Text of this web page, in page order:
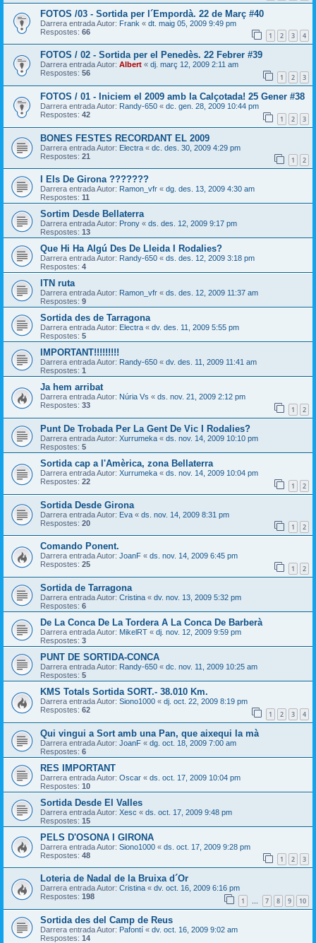
FOTOS /03 - Sortida per l´Empordà. 22 de Març #40
Darrera entrada Autor: Frank « dt. maig 05, 2009 9:49 pm
Respostes: 66 1 2 3 4
FOTOS / 02 - Sortida per el Penedès. 22 Febrer #39
Darrera entrada Autor: Albert « dj. març 12, 2009 2:11 am
Respostes: 56 1 2 3
FOTOS / 01 - Iniciem el 2009 amb la Calçotada! 25 Gener #38
Darrera entrada Autor: Randy-650 « dc. gen. 28, 2009 10:44 pm
Respostes: 42 1 2 3
BONES FESTES RECORDANT EL 2009
Darrera entrada Autor: Electra « dc. des. 30, 2009 4:29 pm
Respostes: 21 1 2
I Els De Girona ???????
Darrera entrada Autor: Ramon_vfr « dg. des. 13, 2009 4:30 am
Respostes: 11
Sortim Desde Bellaterra
Darrera entrada Autor: Prony « ds. des. 12, 2009 9:17 pm
Respostes: 13
Que Hi Ha Algú Des De Lleida I Rodalies?
Darrera entrada Autor: Randy-650 « ds. des. 12, 2009 3:18 pm
Respostes: 4
ITN ruta
Darrera entrada Autor: Ramon_vfr « ds. des. 12, 2009 11:37 am
Respostes: 9
Sortida des de Tarragona
Darrera entrada Autor: Electra « dv. des. 11, 2009 5:55 pm
Respostes: 5
IMPORTANT!!!!!!!!!
Darrera entrada Autor: Randy-650 « dv. des. 11, 2009 11:41 am
Respostes: 1
Ja hem arribat
Darrera entrada Autor: Núria Vs « ds. nov. 21, 2009 2:12 pm
Respostes: 33 1 2
Punt De Trobada Per La Gent De Vic I Rodalies?
Darrera entrada Autor: Xurrumeka « ds. nov. 14, 2009 10:10 pm
Respostes: 5
Sortida cap a l'Amèrica, zona Bellaterra
Darrera entrada Autor: Xurrumeka « ds. nov. 14, 2009 10:04 pm
Respostes: 22 1 2
Sortida Desde Girona
Darrera entrada Autor: Eva « ds. nov. 14, 2009 8:31 pm
Respostes: 20 1 2
Comando Ponent.
Darrera entrada Autor: JoanF « ds. nov. 14, 2009 6:45 pm
Respostes: 25 1 2
Sortida de Tarragona
Darrera entrada Autor: Cristina « dv. nov. 13, 2009 5:32 pm
Respostes: 6
De La Conca De La Tordera A La Conca De Barberà
Darrera entrada Autor: MikelRT « dj. nov. 12, 2009 9:59 pm
Respostes: 3
PUNT DE SORTIDA-CONCA
Darrera entrada Autor: Randy-650 « dc. nov. 11, 2009 10:25 am
Respostes: 5
KMS Totals Sortida SORT.- 38.010 Km.
Darrera entrada Autor: Siono1000 « dj. oct. 22, 2009 8:19 pm
Respostes: 62 1 2 3 4
Qui vingui a Sort amb una Pan, que aixequi la mà
Darrera entrada Autor: JoanF « dg. oct. 18, 2009 7:00 am
Respostes: 6
RES IMPORTANT
Darrera entrada Autor: Oscar « ds. oct. 17, 2009 10:04 pm
Respostes: 10
Sortida Desde El Valles
Darrera entrada Autor: Xesc « ds. oct. 17, 2009 9:48 pm
Respostes: 15
PELS D'OSONA I GIRONA
Darrera entrada Autor: Siono1000 « ds. oct. 17, 2009 9:28 pm
Respostes: 48 1 2 3
Loteria de Nadal de la Bruixa d´Or
Darrera entrada Autor: Cristina « dv. oct. 16, 2009 6:16 pm
Respostes: 198 1 … 7 8 9 10
Sortida des del Camp de Reus
Darrera entrada Autor: Pafontí « dv. oct. 16, 2009 9:02 am
Respostes: 14